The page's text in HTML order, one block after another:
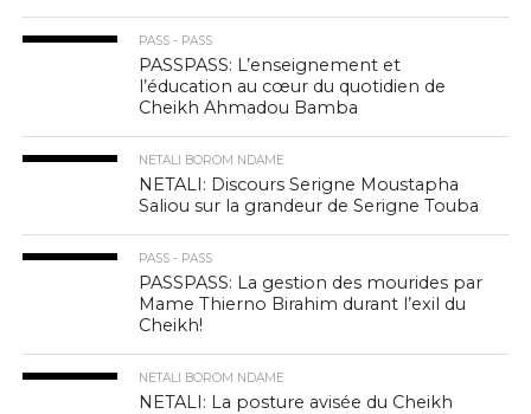
PASS - PASS
PASSPASS: L’enseignement et
l’éducation au cœur du quotidien de
Cheikh Ahmadou Bamba
NETALI BOROM NDAME
NETALI: Discours Serigne Moustapha
Saliou sur la grandeur de Serigne Touba
PASS - PASS
PASSPASS: La gestion des mourides par
Mame Thierno Birahim durant l’exil du
Cheikh!
NETALI BOROM NDAME
NETALI: La posture avisée du Cheikh